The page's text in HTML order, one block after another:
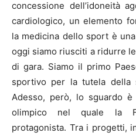
concessione dell’idoneità
cardiologico, un elemento
la medicina dello sport è
oggi siamo riusciti a ridurre
di gara. Siamo il primo
sportivo per la tutela della
Adesso, però, lo sguardo
olimpico nel quale la
protagonista. Tra i progetti,